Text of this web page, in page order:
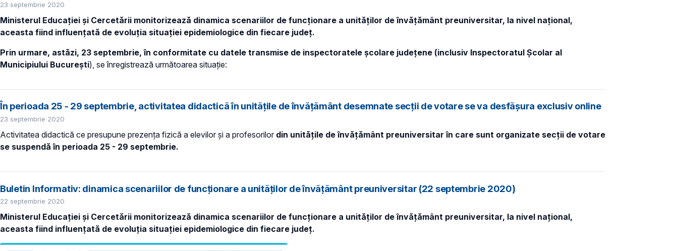
23 septembrie 2020
Ministerul Educației și Cercetării monitorizează dinamica scenariilor de funcționare a unităților de învățământ preuniversitar, la nivel național,
aceasta fiind influențată de evoluția situației epidemiologice din fiecare județ.
Prin urmare, astăzi, 23 septembrie, în conformitate cu datele transmise de inspectoratele școlare județene (inclusiv Inspectoratul Școlar al
Municipiului București), se înregistrează următoarea situație:
În perioada 25 - 29 septembrie, activitatea didactică în unitățile de învățământ desemnate secții de votare se va desfășura exclusiv online
23 septembrie 2020
Activitatea didactică ce presupune prezența fizică a elevilor și a profesorilor din unitățile de învățământ preuniversitar în care sunt organizate secții de votare
se suspendă în perioada 25 - 29 septembrie.
Buletin Informativ: dinamica scenariilor de funcționare a unităților de învățământ preuniversitar (22 septembrie 2020)
22 septembrie 2020
Ministerul Educației și Cercetării monitorizează dinamica scenariilor de funcționare a unităților de învățământ preuniversitar, la nivel național,
aceasta fiind influențată de evoluția situației epidemiologice din fiecare județ.